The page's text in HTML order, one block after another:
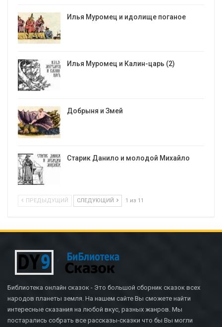
Илья Муромец и идолище поганое
Илья Муромец и Калин-царь (2)
Добрыня и Змей
Старик Данило и молодой Михайло
ПРЕДЫДУЩИЙ СЛЕДУЮЩИЙ 1 из 11
Библиотека онлайн сказок - Это большой сборник сказок всех
народов планеты земля. На нашем сайте Вы сможете найти
интересные сказания на любой вкус, разных жанров. Мы
постарались собрать все рассказы-сказки что бы Вы могли